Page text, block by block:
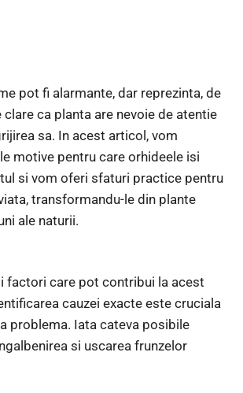
pot fi alarmante, dar reprezinta, de
ca planta are nevoie de atentie
sa. In acest articol, vom
motive pentru care orhideele isi
si vom oferi sfaturi practice pentru
transformandu-le din plante
ale naturii.
factori care pot contribui la acest
cauzei exacte este cruciala
problema. Iata cateva posibile
si uscarea frunzelor